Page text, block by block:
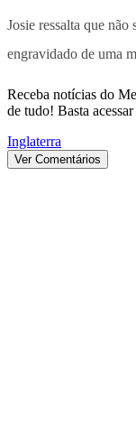
Josie ressalta que não
engravidado de uma
Receba notícias do
de tudo! Basta
Inglaterra
Ver Comentários